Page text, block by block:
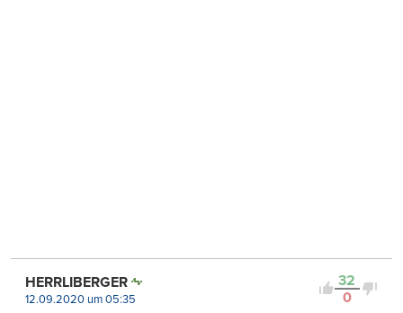
32
0
HERRLIBERGER
12.09.2020 um 05:35